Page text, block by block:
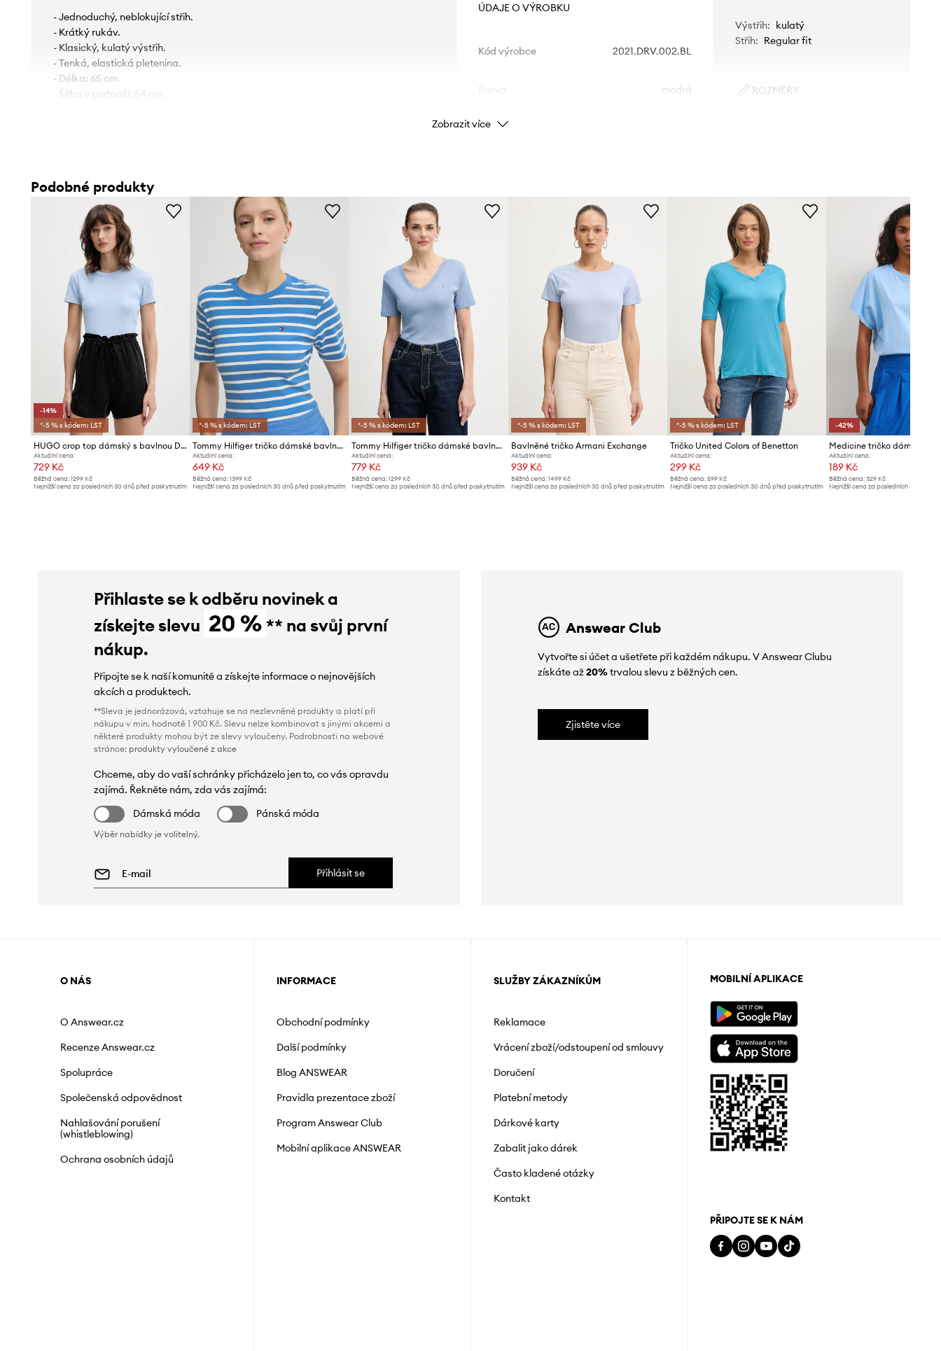
- Jednoduchý, neblokující střih.
- Krátký rukáv.
- Klasický, kulatý výstřih.
- Tenká, elastická pletenina.
- Délka: 65 cm.
- Šířka v podpaží: 54 cm.
ÚDAJE O VÝROBKU
Kód výrobce 2021.DRV.002.BL
modrá
Značka
Výstřih: kulatý
Střih: Regular fit
ROZMĚRY
Tabulka velikosti
Zobrazit více
Podobné produkty
-14%
*-5 % s kódem: LST
HUGO crop top dámský s bavlnou Delanor
Aktuální cena:
729 Kč
Běžná cena: 1299 Kč
Nejnižší cena za posledních 30 dnů před poskytnutím
*-5 % s kódem: LST
Tommy Hilfiger tričko dámské bavlněné
Aktuální cena:
649 Kč
Běžná cena:1399 Kč
Nejnižší cena za posledních 30 dnů před poskytnutím
*-5 % s kódem: LST
Tommy Hilfiger tričko dámské bavlněné
Aktuální cena:
779 Kč
Běžná cena: 1299 Kč
Nejnižší cena za posledních 30 dnů před poskytnutím
*-5 % s kódem: LST
Bavlněné tričko Armani Exchange
Aktuální cena:
939 Kč
Běžná cena: 1499 Kč
Nejnižší cena za posledních 30 dnů před poskytnutím
*-5 % s kódem: LST
Tričko United Colors of Benetton
Aktuální cena:
299 Kč
Běžná cena:599 Kč
Nejnižší cena za posledních 30 dnů před poskytnutím
-42%
Medicine tričko dámské
Aktuální cena:
189 Kč
Běžná cena: 329 Kč
Nejnižší cena za posledních 30 dnů
Přihlaste se k odběru novinek a
získejte slevu 20 % ** na svůj první
nákup.
Připojte se k naší komunitě a získejte informace o nejnovějších
akcích a produktech.
**Sleva je jednorázová, vztahuje se na nezlevněné produkty a platí při
nákupu v min. hodnotě 1 900 Kč. Slevu nelze kombinovat s jinými akcemi a
některé produkty mohou být ze slevy vyloučeny. Podrobnosti na webové
stránce: produkty vyloučené z akce
Chceme, aby do vaší schránky přicházelo jen to, co vás opravdu
zajímá. Řekněte nám, zda vás zajímá:
Dámská móda
Pánská móda
Výběr nabídky je volitelný.
Přihlásit se
Answear Club
Vytvořte si účet a ušetřete při každém nákupu. V Answear Clubu
získáte až20%trvalou slevu z běžných cen.
Zjistěte více
O NÁS
O Answear.cz
Recenze Answear.cz
Spolupráce
Společenská odpovědnost
Nahlašování porušení
(whistleblowing)
Ochrana osobních údajů
INFORMACE
Obchodní podmínky
Další podmínky
Blog ANSWEAR
Pravidla prezentace zboží
Program Answear Club
Mobilní aplikace ANSWEAR
SLUŽBY ZÁKAZNÍKŮM
Reklamace
Vrácení zboží/odstoupení od smlouvy
Doručení
Platební metody
Dárkové karty
Zabalit jako dárek
Často kladené otázky
Kontakt
MOBILNÍ APLIKACE
PŘIPOJTE SE K NÁM